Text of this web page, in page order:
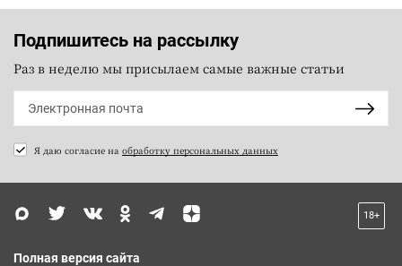
Подпишитесь на рассылку
Раз в неделю мы присылаем самые важные статьи
Я даю согласие на обработку персональных данных
18+
Полная версия сайта